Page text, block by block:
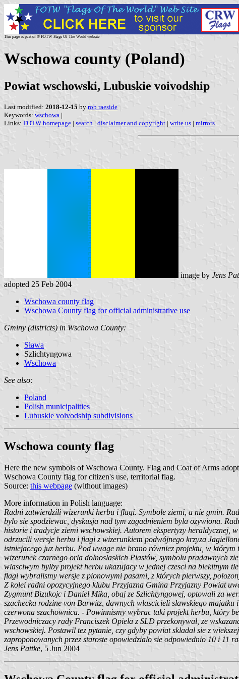
This page is part of © FOTW Flags Of The World website
Wschowa county (Poland)
Powiat wschowski, Lubuskie voivodship
Last modified: 2018-12-15 by rob raeside
Keywords: wschowa |
Links: FOTW homepage | search | disclaimer and copyright | write us | mirrors
image by Jens
adopted 25 Feb 2004
Wschowa county flag
Wschowa County flag for official administrative use
Gminy (districts) in Wschowa County:
Sława
Szlichtyngowa
Wschowa
See also:
Poland
Polish municipalities
Lubuskie voivodship subdivisions
Wschowa county flag
Here the new symbols of Wschowa County. Flag and Coat of Arms
Wschowa County flag for citizen's use, territorial flag.
Source: this webpage (without images)
More information in Polish language:
Radni zatwierdzili wizerunki herbu i flagi. Symbole ziemi, a nie gmin.
bylo sie spodziewac, dyskusja nad tym zagadnieniem byla ozywiona.
historie i tradycje ziemi wschowskiej. Autorem ekspertyzy heraldycznej,
odrzucili wersje herbu i flagi z wizerunkiem podwójnego krzyza
istniejacego juz herbu. Pod uwage nie brano równiez projektu, w
wizerunek czarnego orla dolnoslaskich Piastów, symbolu pradawnych
wlasciwym bylby projekt herbu ukazujacy w jednej czesci na blekitnym
flagi wybralismy wersje z pionowymi pasami, z których pierwszy,
Z kolei radni opozycyjnego klubu Przyjazna Gmina Przyjazny Powiat
Zygmunt Bizukojc i Daniel Mika, obaj ze Szlichtyngowej, optowali za
szachecka rodzine von Barwitz, dawnych wlascicieli slawskiego
czerwona szachownica. - Powinnismy wybrac taki projekt herbu, który
Przewodniczacy rady Franciszek Opiela z SLD przekonywal, ze
wschowskiej. Postawil tez pytanie, czy gdyby powiat skladal sie z
zaproponowanych przez staroste opowiedzialo sie odpowiednio 10 i 11
Jens Pattke, 5 Jun 2004